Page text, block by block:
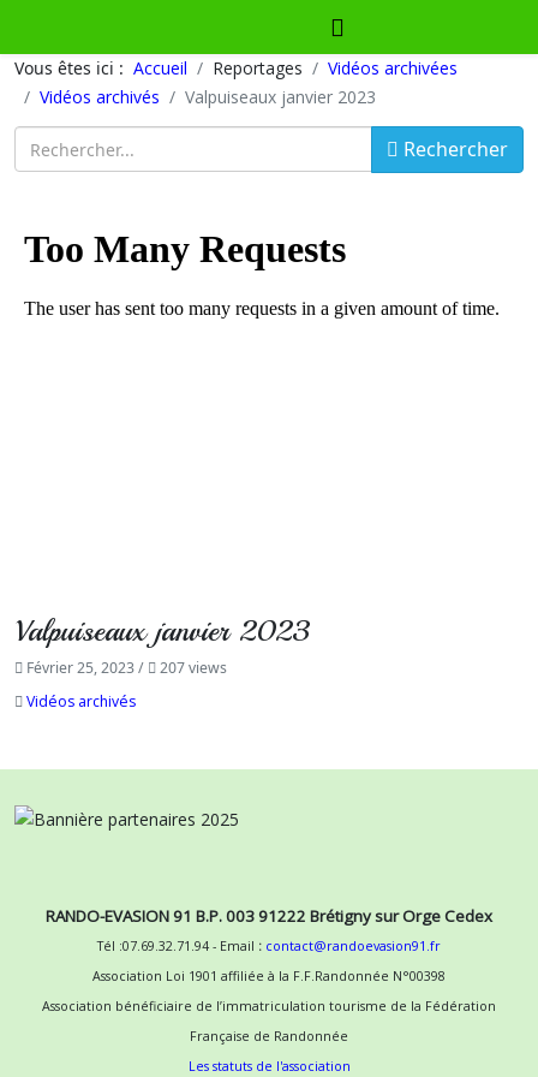
Vous êtes ici : Accueil Reportages
Vidéos archivées
Vidéos archivés
Valpuiseaux janvier 2023
Rechercher
Valpuiseaux janvier 2023
Février 25, 2023/
207 views
Vidéos archivés
RANDO-EVASION 91 B.P. 003 91222 Brétigny sur Orge Cedex
Tél :07.69.32.71.94 - Email : contact@randoevasion91.fr
Association Loi 1901 affiliée à la F.F.Randonnée N°00398
Association bénéficiaire de l’immatriculation tourisme de la Fédération
Française de Randonnée
Les statuts de l'association